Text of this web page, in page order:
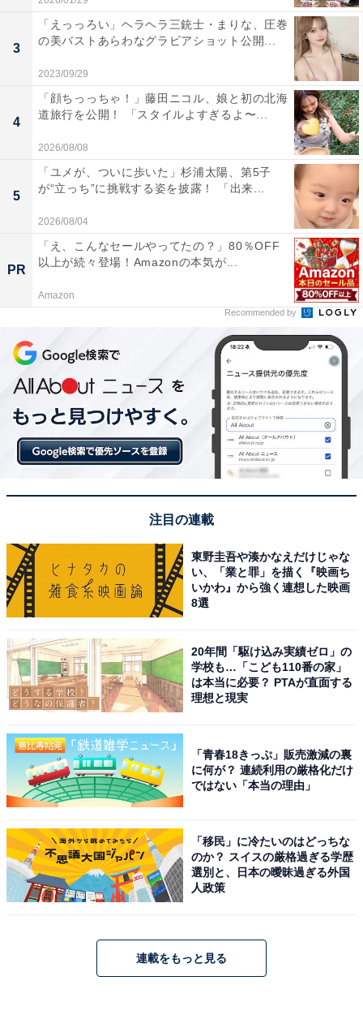
3
「えっっろい」ヘラヘラ三銃士・まりな、圧巻
の美バストあらわなグラビアショット公開...
2023/09/29
4
「顔ちっっちゃ！」藤田ニコル、娘と初の北海
道旅行を公開！ 「スタイルよすぎるよ〜...
2026/08/08
5
「ユメが、ついに歩いた」杉浦太陽、第5子
が“立っち”に挑戦する姿を披露！ 「出来...
2026/08/04
PR
「え、こんなセールやってたの？」80％OFF
以上が続々登場！Amazonの本気が...
Amazon
Recommended by
注目の連載
東野圭吾や湊かなえだけじゃな
い、「業と罪」を描く『映画ち
いかわ』から強く連想した映画
8選
20年間「駆け込み実績ゼロ」の
学校も…「こども110番の家」
は本当に必要？ PTAが直面する
理想と現実
「青春18きっぷ」販売激減の裏
に何が？ 連続利用の厳格化だけ
ではない「本当の理由」
「移民」に冷たいのはどっちな
のか？ スイスの厳格過ぎる学歴
選別と、日本の曖昧過ぎる外国
人政策
連載をもっと見る